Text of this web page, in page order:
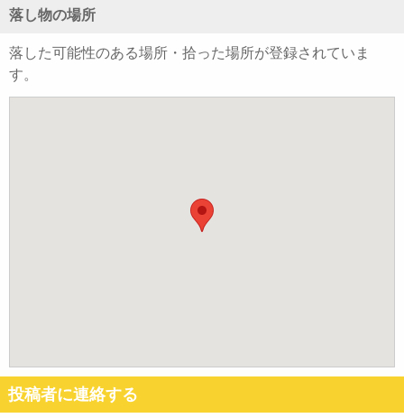
落し物の場所
落した可能性のある場所・拾った場所が登録されていま
す。
投稿者に連絡する